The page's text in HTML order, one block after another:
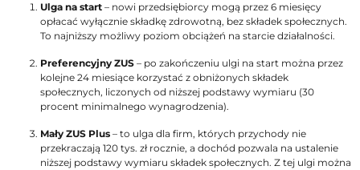
Ulga na start – nowi przedsiębiorcy mogą przez 6 miesięcy
opłacać wyłącznie składkę zdrowotną, bez składek społecznych.
To najniższy możliwy poziom obciążeń na starcie działalności.
Preferencyjny ZUS – po zakończeniu ulgi na start można przez
kolejne 24 miesiące korzystać z obniżonych składek
społecznych, liczonych od niższej podstawy wymiaru (30
procent minimalnego wynagrodzenia).
Mały ZUS Plus – to ulga dla firm, których przychody nie
przekraczają 120 tys. zł rocznie, a dochód pozwala na ustalenie
niższej podstawy wymiaru składek społecznych. Z tej ulgi można